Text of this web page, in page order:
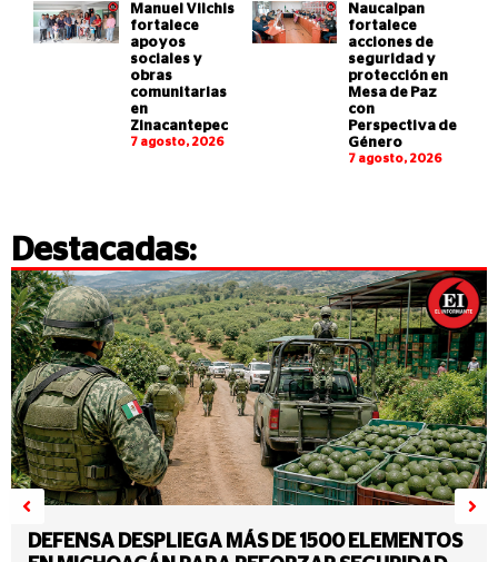
Manuel Vilchis
fortalece
apoyos
sociales y
obras
comunitarias
en
Zinacantepec
7 agosto, 2026
Naucalpan
fortalece
acciones de
seguridad y
protección en
Mesa de Paz
con
Perspectiva de
Género
7 agosto, 2026
Destacadas:
DEFENSA DESPLIEGA MÁS DE 1500 ELEMENTOS